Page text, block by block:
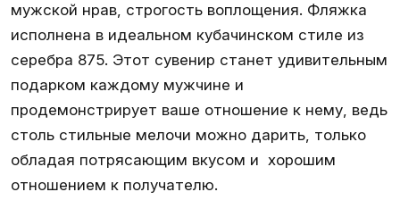
мужской нрав, строгость воплощения. Фляжка
исполнена в идеальном кубачинском стиле из
серебра 875. Этот сувенир станет удивительным
подарком каждому мужчине и
продемонстрирует ваше отношение к нему, ведь
столь стильные мелочи можно дарить, только
обладая потрясающим вкусом и хорошим
отношением к получателю.